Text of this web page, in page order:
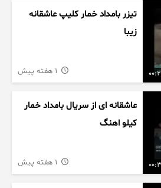
تیزر بامداد خمار کلیپ عاشقانه
زیبا
عاشقانه ای از سریال بامداد خمار
کیلو اهنگ